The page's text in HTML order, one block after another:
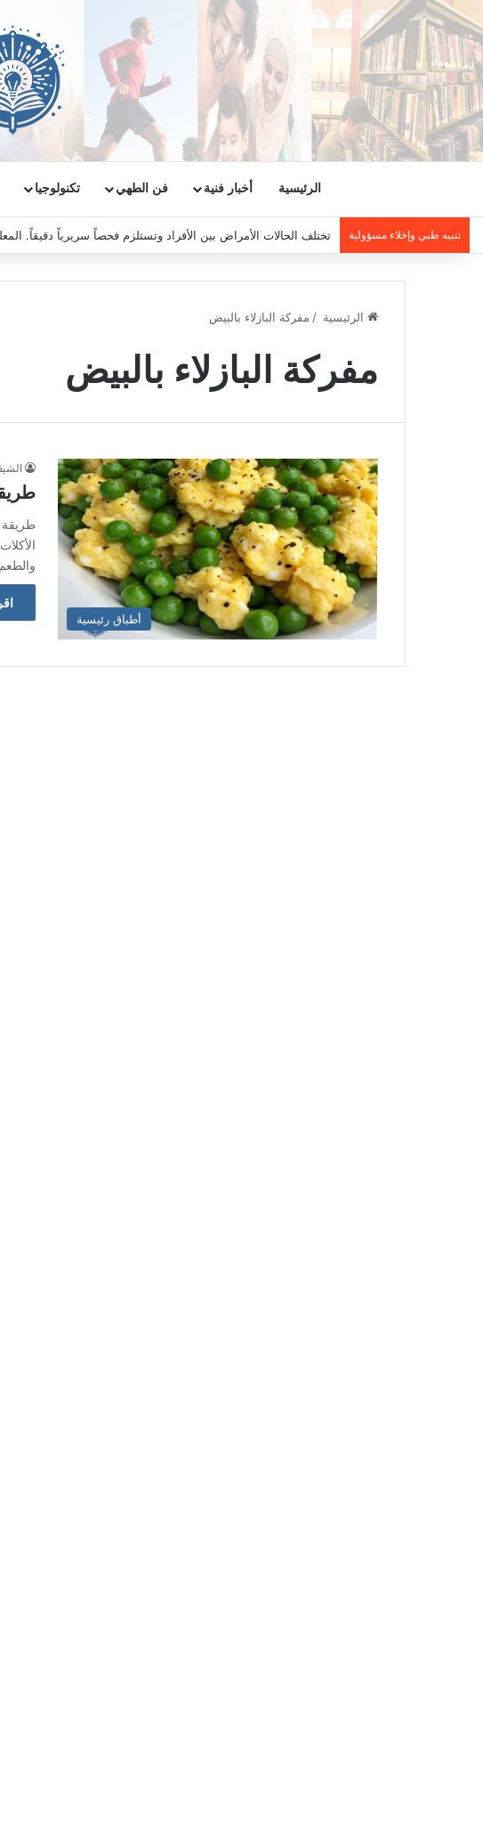
الرئيسية أخبار فنية فن الطهي تكنولوجيا
تنبيه طبي وإخلاء مسؤولية تختلف الحالات الأمراض بين الأفراد وتستلزم فحصاً سريرياً دقيقاً.
الرئيسية / مفركة البازلاء بالبيض
مفركة البازلاء بالبيض
أطباق رئيسية
طريقة